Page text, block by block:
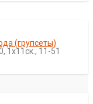
(групсеты)
1х11ск., 11-51